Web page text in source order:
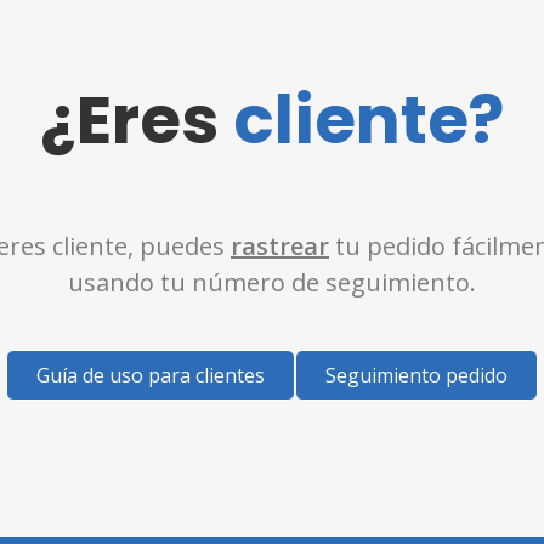
¿Eres cliente?
cliente, puedes rastrear tu pedido
usando tu número de seguimiento.
Guía de uso para clientes Seguimiento pedido